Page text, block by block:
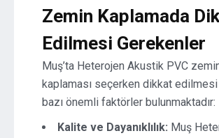
Zemin Kaplamada
Edilmesi Gerekenler
Muş’ta Heterojen Akustik PVC
kaplaması seçerken dikkat
bazı önemli faktörler bulunmaktadır:
Kalite ve Dayanıklılık: Muş